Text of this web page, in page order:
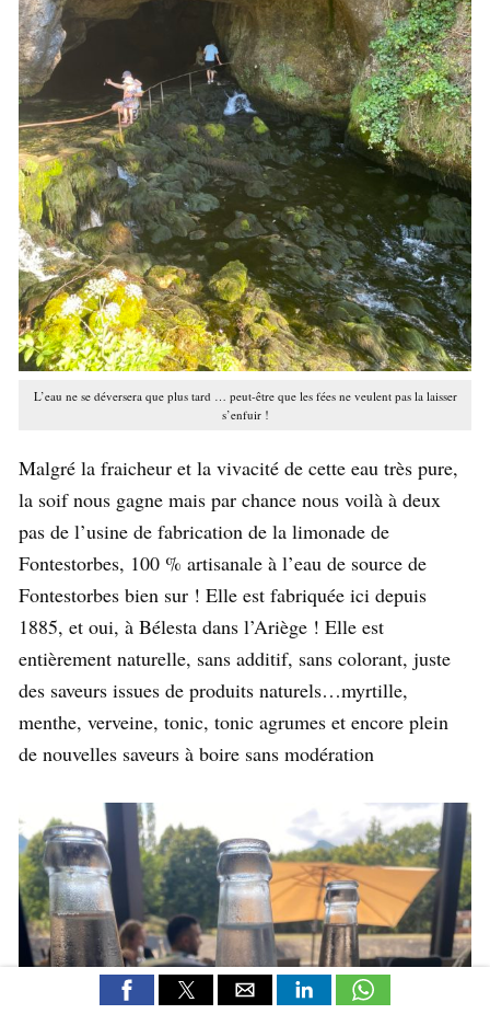
L’eau ne se déversera que plus tard … peut-être que les fées ne veulent pas la laisser
s’enfuir !
Malgré la fraicheur et la vivacité de cette eau très pure,
la soif nous gagne mais par chance nous voilà à deux
pas de l’usine de fabrication de la limonade de
Fontestorbes, 100 % artisanale à l’eau de source de
Fontestorbes bien sur ! Elle est fabriquée ici depuis
1885, et oui, à Bélesta dans l’Ariège ! Elle est
entièrement naturelle, sans additif, sans colorant, juste
des saveurs issues de produits naturels…myrtille,
menthe, verveine, tonic, tonic agrumes et encore plein
de nouvelles saveurs à boire sans modération